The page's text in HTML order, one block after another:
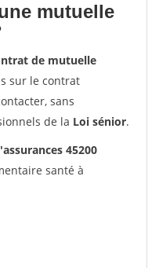
mutuelle
de mutuelle
sur le contrat
sans
de la Loi sénior.
45200
santé à